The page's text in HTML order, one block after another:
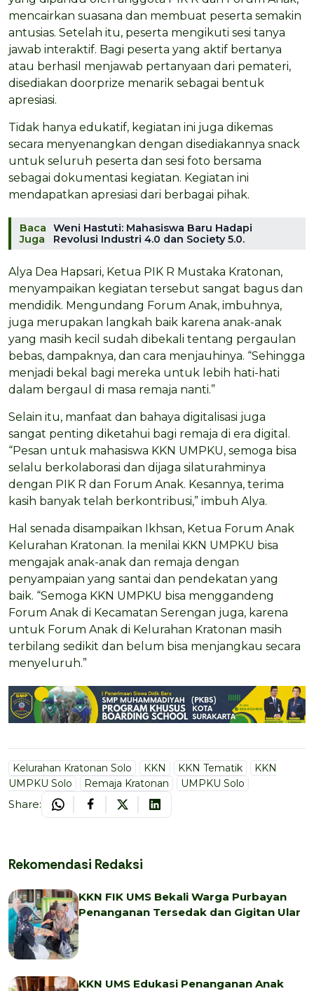
mencairkan suasana dan membuat peserta semakin
antusias. Setelah itu, peserta mengikuti sesi tanya
jawab interaktif. Bagi peserta yang aktif bertanya
atau berhasil menjawab pertanyaan dari pemateri,
disediakan doorprize menarik sebagai bentuk
apresiasi.
Tidak hanya edukatif, kegiatan ini juga dikemas
secara menyenangkan dengan disediakannya snack
untuk seluruh peserta dan sesi foto bersama
sebagai dokumentasi kegiatan. Kegiatan ini
mendapatkan apresiasi dari berbagai pihak.
Baca
Juga
Weni Hastuti: Mahasiswa Baru Hadapi
Revolusi Industri 4.0 dan Society 5.0.
Alya Dea Hapsari, Ketua PIK R Mustaka Kratonan,
menyampaikan kegiatan tersebut sangat bagus dan
mendidik. Mengundang Forum Anak, imbuhnya,
juga merupakan langkah baik karena anak-anak
yang masih kecil sudah dibekali tentang pergaulan
bebas, dampaknya, dan cara menjauhinya. “Sehingga
menjadi bekal bagi mereka untuk lebih hati-hati
dalam bergaul di masa remaja nanti.”
Selain itu, manfaat dan bahaya digitalisasi juga
sangat penting diketahui bagi remaja di era digital.
“Pesan untuk mahasiswa KKN UMPKU, semoga bisa
selalu berkolaborasi dan dijaga silaturahminya
dengan PIK R dan Forum Anak. Kesannya, terima
kasih banyak telah berkontribusi,” imbuh Alya.
Hal senada disampaikan Ikhsan, Ketua Forum Anak
Kelurahan Kratonan. Ia menilai KKN UMPKU bisa
mengajak anak-anak dan remaja dengan
penyampaian yang santai dan pendekatan yang
baik. “Semoga KKN UMPKU bisa menggandeng
Forum Anak di Kecamatan Serengan juga, karena
untuk Forum Anak di Kelurahan Kratonan masih
terbilang sedikit dan belum bisa menjangkau secara
menyeluruh.”
Kelurahan Kratonan Solo KKN KKN Tematik
KKN
UMPKU Solo
Remaja Kratonan UMPKU Solo
Share:
Rekomendasi Redaksi
KKN FIK UMS Bekali Warga Purbayan
Penanganan Tersedak dan Gigitan Ular
KKN UMS Edukasi Penanganan Anak